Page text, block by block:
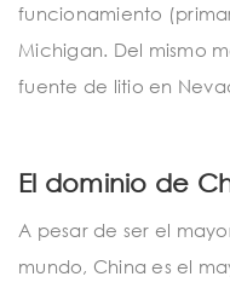
funcionamiento
Michigan. Del mismo
fuente de litio en
El dominio de
A pesar de ser el
mundo, China es el